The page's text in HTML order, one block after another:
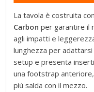
La tavola è costruita
Carbon per garantire il
agli impatti e
lunghezza per
setup e presenta
una footstrap
più salda con il mezzo.